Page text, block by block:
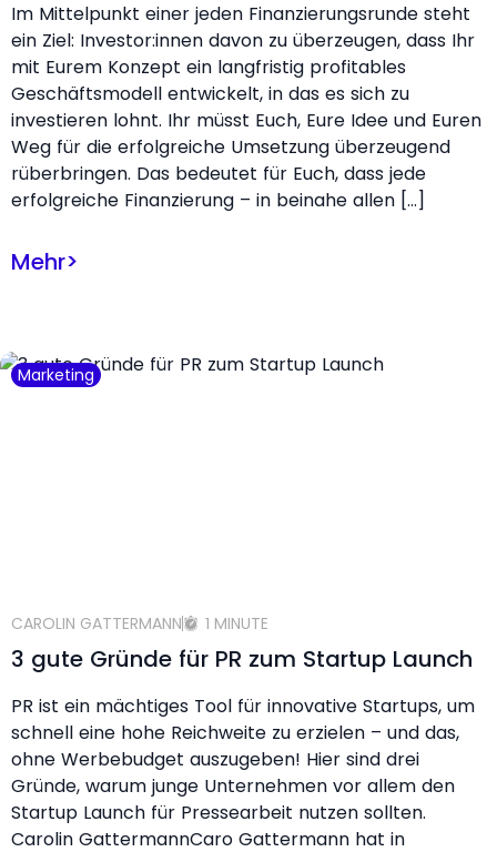
Im Mittelpunkt einer jeden Finanzierungsrunde steht
ein Ziel: Investor:innen davon zu überzeugen, dass Ihr
mit Eurem Konzept ein langfristig profitables
Geschäftsmodell entwickelt, in das es sich zu
investieren lohnt. Ihr müsst Euch, Eure Idee und Euren
Weg für die erfolgreiche Umsetzung überzeugend
rüberbringen. Das bedeutet für Euch, dass jede
erfolgreiche Finanzierung – in beinahe allen […]
Mehr>
Marketing
CAROLIN GATTERMANN 1 MINUTE
3 gute Gründe für PR zum Startup Launch
PR ist ein mächtiges Tool für innovative Startups, um
schnell eine hohe Reichweite zu erzielen – und das,
ohne Werbebudget auszugeben! Hier sind drei
Gründe, warum junge Unternehmen vor allem den
Startup Launch für Pressearbeit nutzen sollten.
Carolin GattermannCaro Gattermann hat in